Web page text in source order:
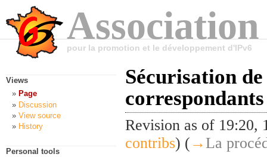
pour la promotion et le développement d'IPv6
Sécurisation
correspondants
Revision as of
contribs) ( → La
Views
Page
Discussion
View source
History
Personal tools